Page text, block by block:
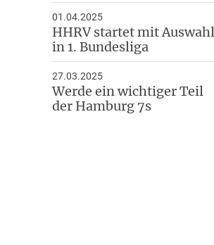
01.04.2025
HHRV startet mit Auswahl
in 1. Bundesliga
27.03.2025
Werde ein wichtiger Teil
der Hamburg 7s